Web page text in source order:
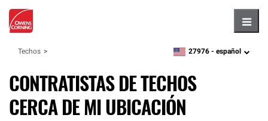
Techos zipcode, language
27976 - español
CONTRATISTAS DE TECHOS
CERCA DE MI UBICACIÓN